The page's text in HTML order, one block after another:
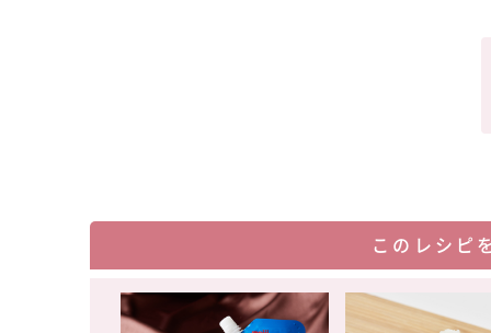
このレシピ